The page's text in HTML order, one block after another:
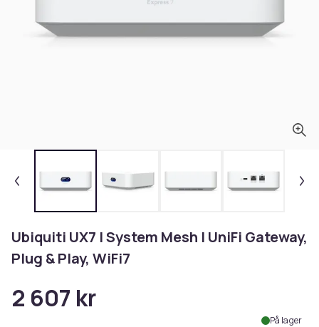
Ubiquiti UX7 | System Mesh | UniFi Gateway,
Plug & Play, WiFi7
2 607 kr
På lager